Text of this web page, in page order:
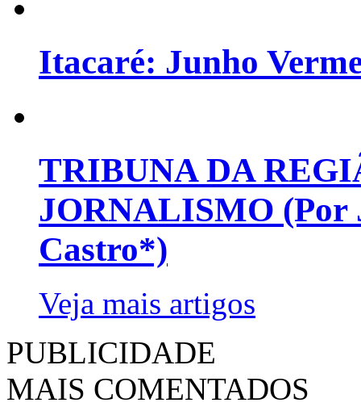
Itacaré: Junho
TRIBUNA DA
JORNALISMO (Por
Castro*)
Veja mais artigos
PUBLICIDADE
MAIS COMENTADOS